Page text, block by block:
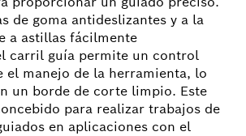
de goma antideslizantes y a la
a astillas fácilmente
carril guía permite un control
el manejo de la herramienta, lo
un borde de corte limpio. Este
para realizar trabajos de
en aplicaciones con el